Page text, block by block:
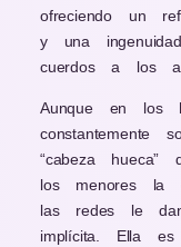
ofreciendo un
y una
cuerdos a los
Aunque en los
constantemente
“cabeza
los menores la
las redes le
implícita. Ella